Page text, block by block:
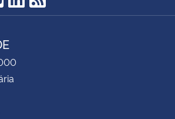
LinkedIn
RSS